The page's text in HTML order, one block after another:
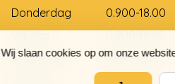
Wij slaan cookies op om onze
Donderdag
0.900-18.00
Vrijdag
0.900-18.00
Zaterdag
9.00-12.00
Gesloten